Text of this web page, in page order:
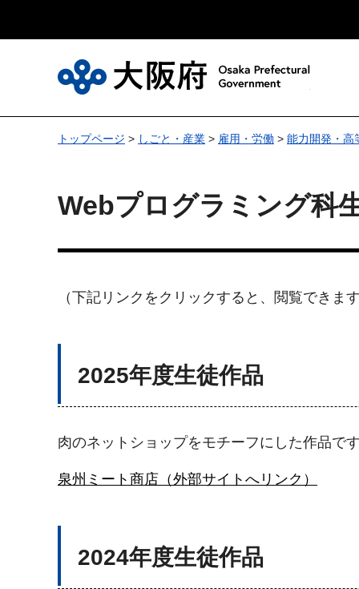
トップページ > しごと・産業 > 雇用・労働 > 能力開発・高
Webプログラミング科
（下記リンクをクリックすると、閲覧できます
2025年度生徒作品
肉のネットショップをモチーフにした作品です
泉州ミート商店（外部サイトへリンク）
2024年度生徒作品